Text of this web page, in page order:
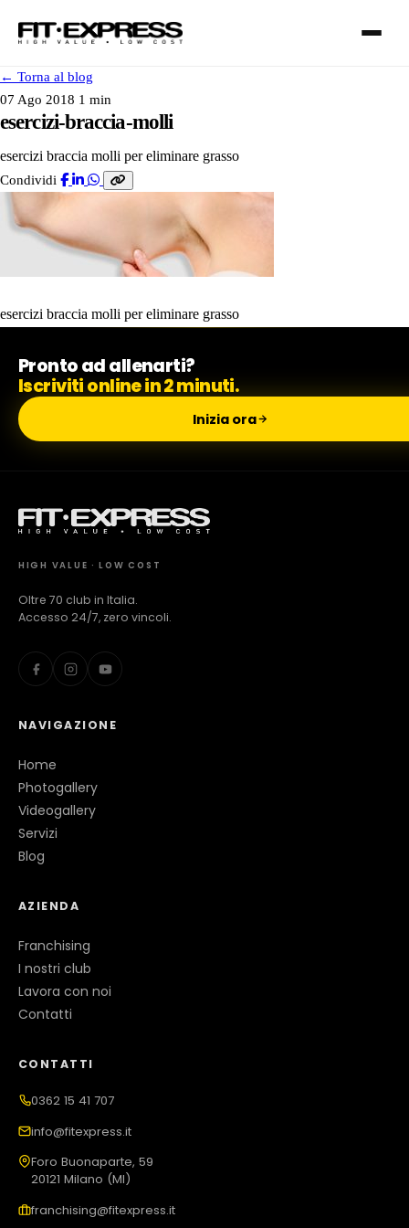
FRANCHISING
SERVIZI
I NOSTRI CLUB
CONTATTI
Lido di Camaiore
← Torna al blog
07 Ago 2018 1 min
esercizi-braccia-molli
esercizi braccia molli per eliminare grasso
Condividi
esercizi braccia molli per eliminare grasso
Pronto ad allenarti?
Iscriviti online in 2 minuti.
Inizia ora
HIGH VALUE · LOW COST
Oltre 70 club in Italia.
Accesso 24/7, zero vincoli.
NAVIGAZIONE
Home
Photogallery
Videogallery
Servizi
Blog
AZIENDA
Franchising
I nostri club
Lavora con noi
Contatti
CONTATTI
0362 15 41 707
info@fitexpress.it
Foro Buonaparte, 59
20121 Milano (MI)
franchising@fitexpress.it